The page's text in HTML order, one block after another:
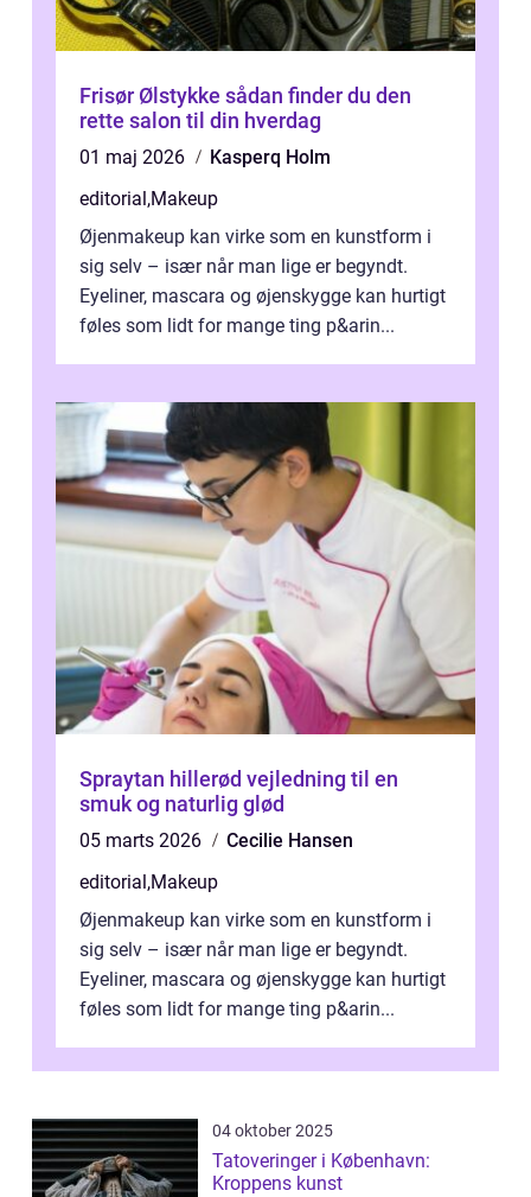
Frisør Ølstykke sådan finder du den
rette salon til din hverdag
01 maj 2026
Kasperq Holm
editorial,Makeup
Øjenmakeup kan virke som en kunstform i
sig selv – især når man lige er begyndt.
Eyeliner, mascara og øjenskygge kan hurtigt
føles som lidt for mange ting p&arin...
Spraytan hillerød vejledning til en
smuk og naturlig glød
05 marts 2026
Cecilie Hansen
editorial,Makeup
Øjenmakeup kan virke som en kunstform i
sig selv – især når man lige er begyndt.
Eyeliner, mascara og øjenskygge kan hurtigt
føles som lidt for mange ting p&arin...
04 oktober 2025
Tatoveringer i København:
Kroppens kunst